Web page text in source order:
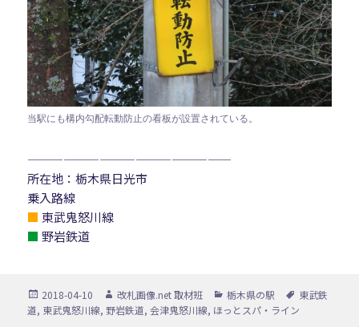
当駅にも構内勾配転動防止の看板が設置されている。
—————————————————
所在地：栃木県日光市
乗入路線
■ 東武鬼怒川線
■ 野岩鉄道
投
稿
2018-04-10
作
成
改札画像.net 取材班
カ
テ
栃木県の駅
タ
グ
東武鉄
道, 東武鬼怒川線, 野岩鉄道,会津鬼怒川線, ほっとスパ・ライン